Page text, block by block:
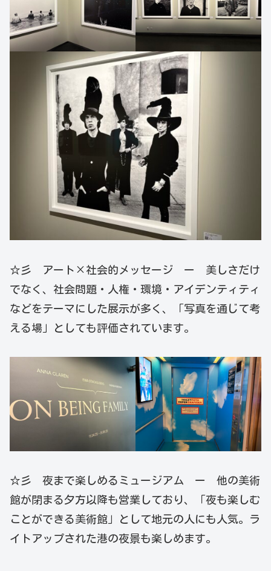
☆彡 アート×社会的メッセージ ー 美しさだけ
でなく、社会問題・人権・環境・アイデンティティ
などをテーマにした展示が多く、「写真を通じて考
える場」としても評価されています。
☆彡 夜まで楽しめるミュージアム ー 他の美術
館が閉まる夕方以降も営業しており、「夜も楽しむ
ことができる美術館」として地元の人にも人気。ラ
イトアップされた港の夜景も楽しめます。